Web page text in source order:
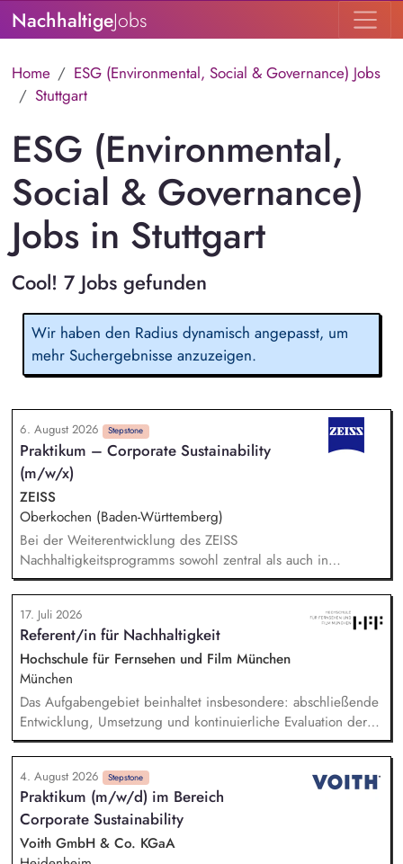
NachhaltigeJobs
Home
ESG (Environmental, Social & Governance) Jobs
Stuttgart
ESG (Environmental,
Social & Governance)
Jobs in Stuttgart
Cool! 7 Jobs gefunden
Wir haben den Radius dynamisch angepasst, um
mehr Suchergebnisse anzuzeigen.
6. August 2026 Stepstone
Praktikum – Corporate Sustainability
(m/w/x)
ZEISS
Oberkochen (Baden-Württemberg)
Bei der Weiterentwicklung des ZEISS
Nachhaltigkeitsprogramms sowohl zentral als auch in
Zusammenarbeit mit den strategischen Geschäftseinheiten
unterstützen Bei der Nachhaltigkeitsberichterstattung
unterstützen, einschließlich der Berücksichtigung gesetzlicher
Anforderungen und unserer Klimastrategie nach anerkannten
Standards (z. B. CSRD, EU-Taxonomie, LKSG, CSDDD, SBTi).
Recherchen und Analysen zu aktuellen Nachhaltigkeitsthemen
anfertigen Datenrecherchen und ggf. Daten-Modellierungen
durchführen Das Sustainability Team bei Unternehmensratings,
insbesondere CDP und EcoVadis, unterstützen
17. Juli 2026
Referent/in für Nachhaltigkeit
Hochschule für Fernsehen und Film München
München
Das Aufgabengebiet beinhaltet insbesondere: abschließende
Entwicklung, Umsetzung und kontinuierliche Evaluation der
HFF-eigenen Nachhaltigkeitsstrategie, Begleitung,
Koordination und Umsetzung konkreter Projekte und
Maßnahmen der Nachhaltigkeitsstrategie, Erstellung und
Koordination der THG-Bilanzierung sowie Entwicklung und
Implementierung von Treibhausgas-Reduktionspfaden.
Außerdem Anpassung und Implementierung eines auf
4. August 2026 Stepstone
Praktikum (m/w/d) im Bereich
Corporate Sustainability
Voith GmbH & Co. KGaA